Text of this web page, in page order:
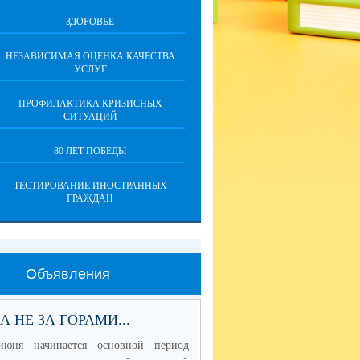
ЗДОРОВЬЕ
НЕЗАВИСИМАЯ ОЦЕНКА КАЧЕСТВА
УСЛУГ
ПРОФИЛАКТИКА КРИЗИСНЫХ
СИТУАЦИЙ
80 ЛЕТ ПОБЕДЫ
ТЕСТИРОВАНИЕ ИНОСТРАННЫХ
ГРАЖДАН
Объявления
НЕ ЗА ГОРАМИ...
начинается основной период